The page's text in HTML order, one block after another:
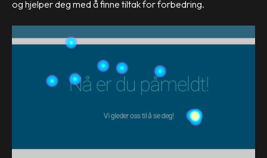
og hjelper deg med å finne tiltak for forbedring.